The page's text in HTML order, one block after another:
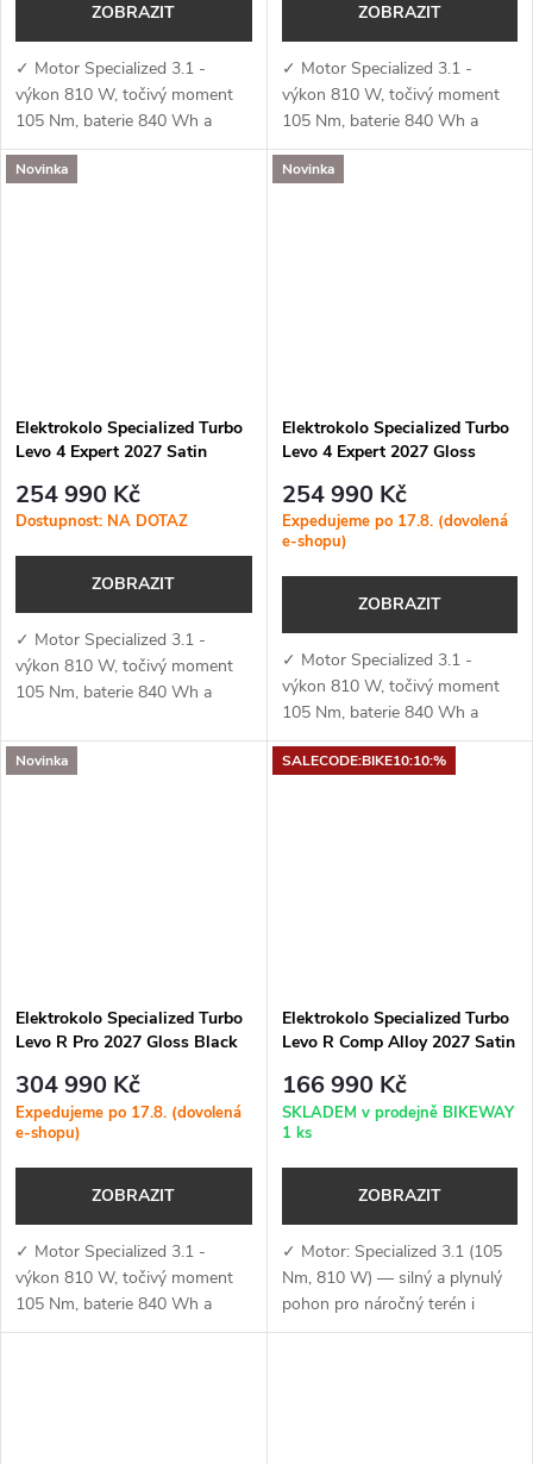
ZOBRAZIT
✓ Motor Specialized 3.1 -
výkon 810 W, točivý moment
105 Nm, baterie 840 Wh a
podpora aplikace Specialized
(MicroTune, OTA aktualizace,
ZOBRAZIT
✓ Motor Specialized 3.1 -
výkon 810 W, točivý moment
105 Nm, baterie 840 Wh a
podpora aplikace Specialized
(MicroTune, OTA aktualizace,
Novinka
Elektrokolo Specialized Turbo
Levo 4 Expert 2027 Satin
Gold Metallic
254 990 Kč
Dostupnost: NA DOTAZ
ZOBRAZIT
✓ Motor Specialized 3.1 -
výkon 810 W, točivý moment
105 Nm, baterie 840 Wh a
(MicroTune, OTA aktualizace,
Bluetooth, ANT+, Apple Find
Novinka
Elektrokolo Specialized Turbo
Levo 4 Expert 2027 Gloss
Dust
254 990 Kč
Expedujeme po 17.8. (dovolená
e-shopu)
ZOBRAZIT
✓ Motor Specialized 3.1 -
výkon 810 W, točivý moment
105 Nm, baterie 840 Wh a
podpora aplikace Specialized
(MicroTune, OTA aktualizace,
Novinka
Elektrokolo Specialized Turbo
Levo R Pro 2027 Gloss Black
304 990 Kč
Expedujeme po 17.8. (dovolená
e-shopu)
ZOBRAZIT
✓ Motor Specialized 3.1 -
výkon 810 W, točivý moment
105 Nm, baterie 840 Wh a
podpora aplikace Specialized
SALECODE:BIKE10:10:%
Elektrokolo Specialized Turbo
Levo R Comp Alloy 2027 Satin
Shadow Silver
166 990 Kč
SKLADEM v prodejně BIKEWAY
1 ks
ZOBRAZIT
✓ Motor: Specialized 3.1 (105
Nm, 810 W) — silný a plynulý
pohon pro náročný terén i
dlouhé výjezdy ✓ Baterie +